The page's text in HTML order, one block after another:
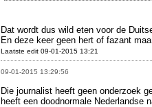
Dat wordt dus wild eten voor de
En deze keer geen hert of fazant
Laatste edit 09-01-2015 13:21
09-01-2015 13:29:56
Die journalist heeft geen onderzoek
heeft een doodnormale Nederlandse